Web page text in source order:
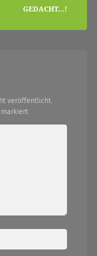
GEDACHT…!
veröffentlicht.
markiert